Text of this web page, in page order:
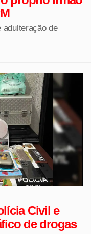
adulteração de
Civil e
de drogas